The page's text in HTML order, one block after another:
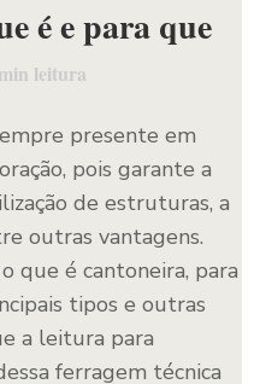
é e para que
min leitura
presente em
pois garante a
de estruturas, a
outras vantagens.
que é cantoneira, para
tipos e outras
a leitura para
ferragem técnica